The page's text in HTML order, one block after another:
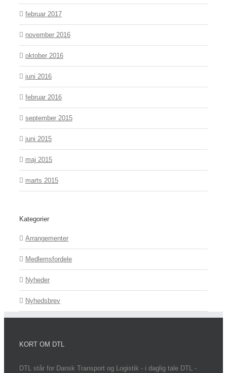
februar 2017
november 2016
oktober 2016
juni 2016
februar 2016
september 2015
juni 2015
maj 2015
marts 2015
Kategorier
Arrangementer
Medlemsfordele
Nyheder
Nyhedsbrev
KORT OM DTL
DTL står for Dansk Transport og Logistik - i daglig tale DTL -